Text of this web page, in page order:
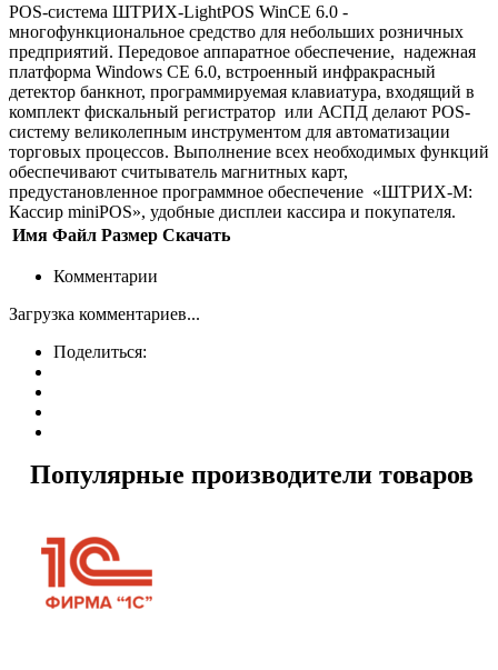
POS-система ШТРИХ-LightPOS WinCE 6.0 -
многофункциональное средство для небольших розничных
предприятий. Передовое аппаратное обеспечение, надежная
платформа Windows CE 6.0, встроенный инфракрасный
детектор банкнот, программируемая клавиатура, входящий в
комплект фискальный регистратор или АСПД делают POS-
систему великолепным инструментом для автоматизации
торговых процессов. Выполнение всех необходимых функций
обеспечивают считыватель магнитных карт,
предустановленное программное обеспечение «ШТРИХ-М:
Кассир miniPOS», удобные дисплеи кассира и покупателя.
Имя Файл Размер Скачать
Комментарии
Загрузка комментариев...
Поделиться:
Популярные производители товаров